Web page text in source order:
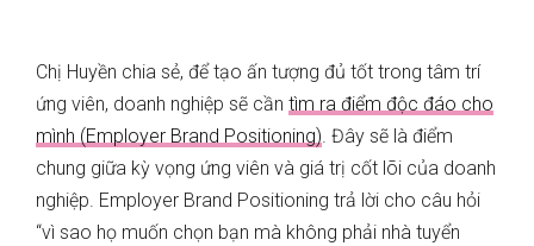
Chị Huyền chia sẻ, để tạo ấn tượng đủ tốt trong tâm trí
ứng viên, doanh nghiệp sẽ cần tìm ra điểm độc đáo cho
mình (Employer Brand Positioning). Đây sẽ là điểm
chung giữa kỳ vọng ứng viên và giá trị cốt lõi của doanh
nghiệp. Employer Brand Positioning trả lời cho câu hỏi
“vì sao họ muốn chọn bạn mà không phải nhà tuyển